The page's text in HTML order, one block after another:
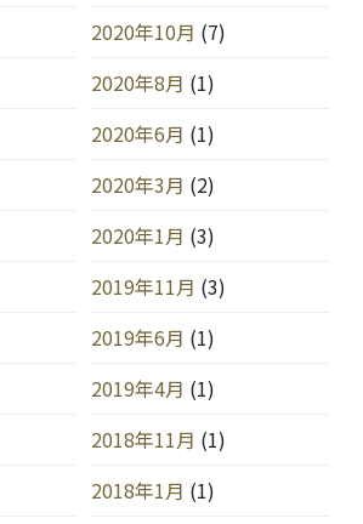
2020年10月 (7)
2020年8月 (1)
2020年6月 (1)
2020年3月 (2)
2020年1月 (3)
2019年11月 (3)
2019年6月 (1)
2019年4月 (1)
2018年11月 (1)
2018年1月 (1)